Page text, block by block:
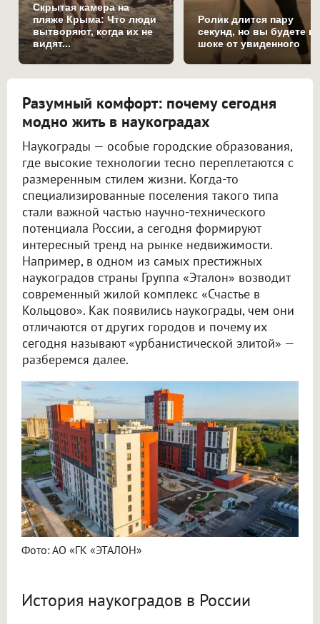
Скрытая камера на
пляже Крыма: Что люди
вытворяют, когда их не
видят...
Ролик длится пару
секунд, но вы будете в
шоке от увиденного
Разумный комфорт: почему сегодня
модно жить в наукоградах
Наукограды — особые городские образования,
где высокие технологии тесно переплетаются с
размеренным стилем жизни. Когда-то
специализированные поселения такого типа
стали важной частью научно-технического
потенциала России, а сегодня формируют
интересный тренд на рынке недвижимости.
Например, в одном из самых престижных
наукоградов страны Группа «Эталон» возводит
современный жилой комплекс «Счастье в
Кольцово». Как появились наукограды, чем они
отличаются от других городов и почему их
сегодня называют «урбанистической элитой» —
разберемся далее.
Фото: АО «ГК «ЭТАЛОН»
История наукоградов в России